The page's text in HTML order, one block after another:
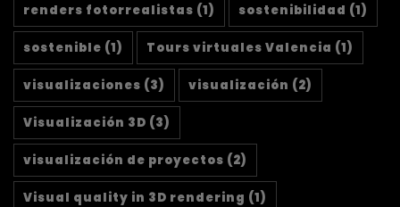
renders fotorrealistas (1) sostenibilidad (1)
sostenible (1) Tours virtuales Valencia (1)
visualizaciones (3) visualización (2)
Visualización 3D (3)
visualización de proyectos (2)
Visual quality in 3D rendering (1)